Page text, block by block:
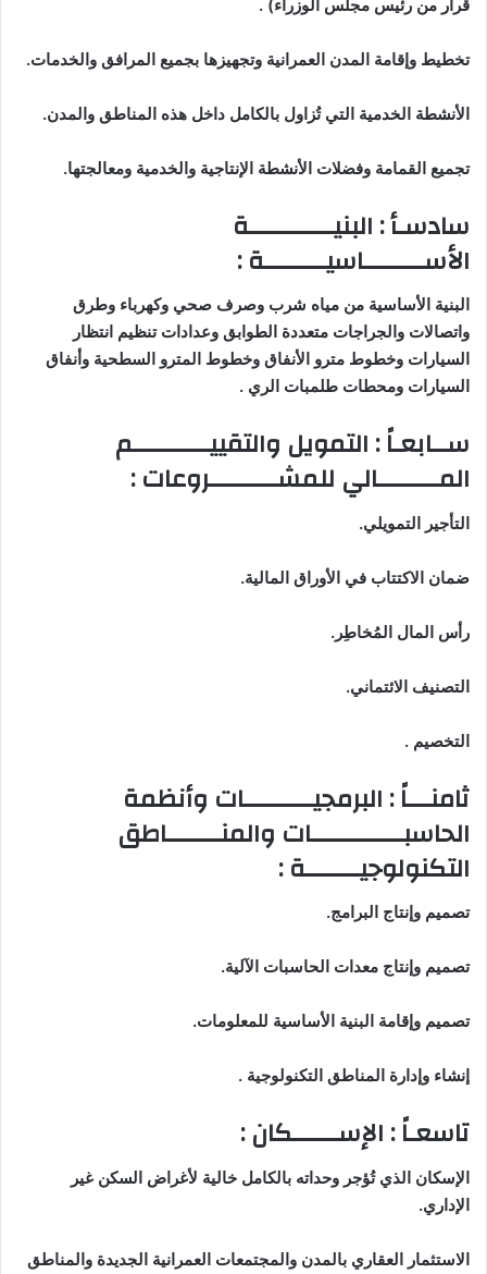
قرار من رئيس مجلس الوزراء) .
تخطيط وإقامة المدن العمرانية وتجهيزها بجميع المرافق والخدمات.
الأنشطة الخدمية التي تُزاول بالكامل داخل هذه المناطق والمدن.
تجميع القمامة وفضلات الأنشطة الإنتاجية والخدمية ومعالجتها.
سادسـأ : البنيـــــــــــة
الأســــــــاسيــــــــة:
البنية الأساسية من مياه شرب وصرف صحي وكهرباء وطرق
واتصالات والجراجات متعددة الطوابق وعدادات تنظيم انتظار
السيارات وخطوط مترو الأنفاق وخطوط المترو السطحية وأنفاق
السيارات ومحطات طلمبات الري .
ســابعـاً : التمويل والتقييــــــــــم
المــــــــالي للمشـــــــــروعات:
التأجير التمويلي.
ضمان الاكتتاب في الأوراق المالية.
رأس المال المُخاطِر .
التصنيف الائتماني.
التخصيم .
ثامنـــاً : البرمجيـــــــــات وأنظمة
الحاسبــــــــــــات والمنـــــــاطق
التكنولوجيـــــــة:
تصميم وإنتاج البرامج.
تصميم وإنتاج معدات الحاسبات الآلية.
تصميم وإقامة البنية الأساسية للمعلومات.
إنشاء وإدارة المناطق التكنولوجية .
تاسعـاً : الإســــــكان:
الإسكان الذي تُؤجر وحداته بالكامل خالية لأغراض السكن غير
الإداري.
الاستثمار العقاري بالمدن والمجتمعات العمرانية الجديدة والمناطق